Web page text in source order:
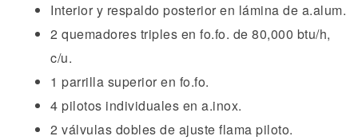
Interior y respaldo posterior en lámina de a.alum.
2 quemadores triples en fo.fo. de 80,000 btu/h,
c/u.
1 parrilla superior en fo.fo.
4 pilotos individuales en a.inox.
2 válvulas dobles de ajuste flama piloto.